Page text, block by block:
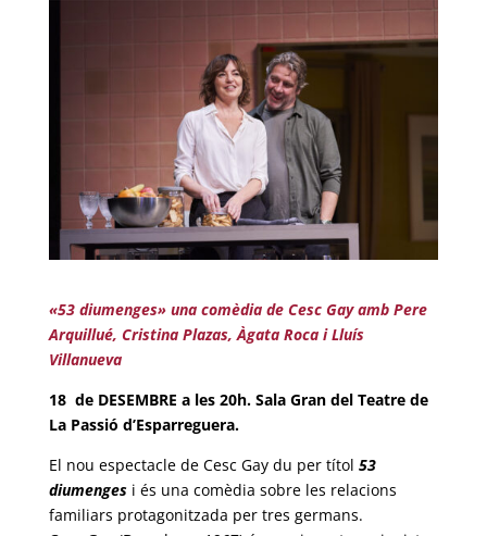
«53 diumenges» una comèdia de Cesc Gay amb Pere
Arquillué, Cristina Plazas, Àgata Roca i Lluís
Villanueva
18 de DESEMBRE a les 20h. Sala Gran del Teatre de
La Passió d’Esparreguera.
El nou espectacle de Cesc Gay du per títol 53
diumenges i és una comèdia sobre les relacions
familiars protagonitzada per tres germans.